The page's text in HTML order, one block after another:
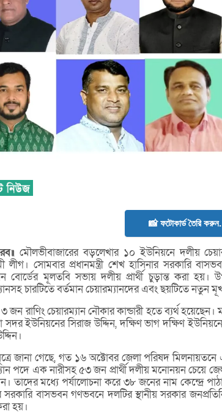
📸 ফটোকার্ড তৈরি
রব॥মৌলভীবাজারের বড়লেখার ১০ ইউনিয়নে দলীয়
লীগ। সোমবার প্রধানমন্ত্রী শেখ হাসিনার সরকারি
বোর্ডের মূলতবি সভায় দলীয় প্রার্থী চুড়ান্ত করা
চারটিতে বর্তমান চেয়ারম্যানদের এবং ছয়টিতে নতুন
জন রাণিং চেয়ারম্যান নৌকার কান্ডারী হতে ব্যর্থ
সদর ইউনিয়নের সিরাজ উদ্দিন, দক্ষিণ ভাগ দক্ষিণ
জানা গেছে, গত ১৬ অক্টোবর জেলা পরিষদ
পদে এক নারীসহ ৫৩ জন প্রার্থী দলীয় মনোনয়ন চেয়ে
তাদের মধ্যে পর্যালোচনা করে ৩৮ জনের নাম কেন্দ্রে
সরকারি বাসভবন গণভবনে দলটির স্থানীয় সরকার
হয়।